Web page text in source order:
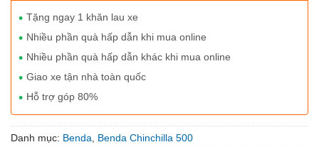
Tặng ngay 1 khăn lau xe
Nhiều phần quà hấp dẫn khi mua online
Nhiều phần quà hấp dẫn khác khi mua online
Giao xe tận nhà toàn quốc
Hỗ trợ góp 80%
Danh mục: Benda Benda Chinchilla 500